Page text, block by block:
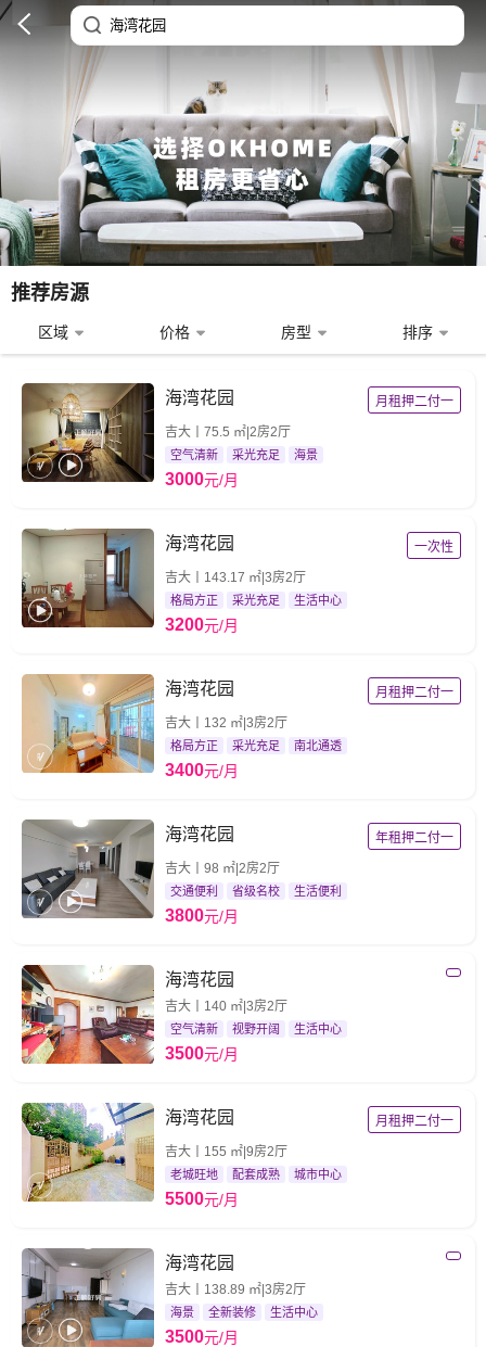
推荐房源
区域 价格 房型 排序
海湾花园
月租押二付一
吉大丨75.5 ㎡|2房2厅
空气清新 采光充足 海景
3000元/月
海湾花园
一次性
吉大丨143.17 ㎡|3房2厅
格局方正 采光充足 生活中心
3200元/月
海湾花园
月租押二付一
吉大丨132 ㎡|3房2厅
格局方正 采光充足 南北通透
3400元/月
海湾花园
年租押二付一
吉大丨98 ㎡|2房2厅
交通便利 省级名校 生活便利
3800元/月
海湾花园
吉大丨140 ㎡|3房2厅
空气清新 视野开阔 生活中心
3500元/月
海湾花园
月租押二付一
吉大丨155 ㎡|9房2厅
老城旺地 配套成熟 城市中心
5500元/月
海湾花园
吉大丨138.89 ㎡|3房2厅
海景 全新装修 生活中心
3500元/月